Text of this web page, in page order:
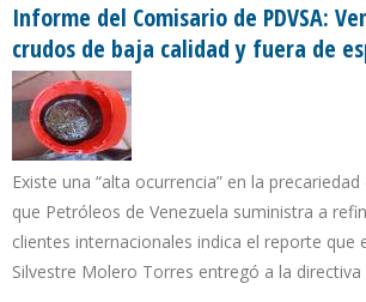
Informe del Comisario de PDVSA:
crudos de baja calidad y fuera de
Existe una “alta ocurrencia” en la
que Petróleos de Venezuela suministra a
clientes internacionales indica el reporte que
Silvestre Molero Torres entregó a la